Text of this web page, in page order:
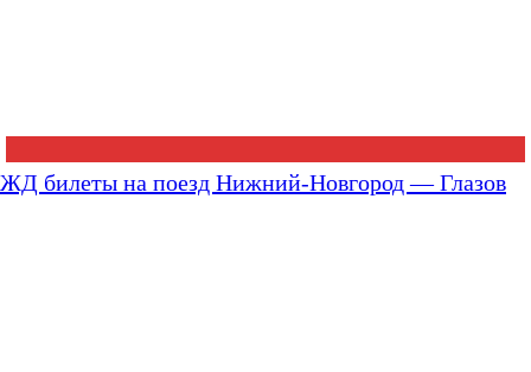
ЖД билеты на поезд Нижний-Новгород — Глазов